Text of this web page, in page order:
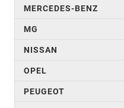
MERCEDES-BENZ
MG
NISSAN
OPEL
PEUGEOT